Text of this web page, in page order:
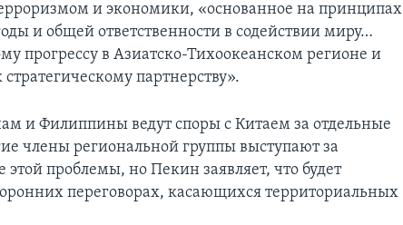
и экономики, «основанное на принципах
и общей ответственности в содействии миру…
прогрессу в Азиатско-Тихоокеанском регионе и
партнерству».
и Филиппины ведут споры с Китаем за отдельные
члены региональной группы выступают за
проблемы, но Пекин заявляет, что будет
переговорах, касающихся территориальных